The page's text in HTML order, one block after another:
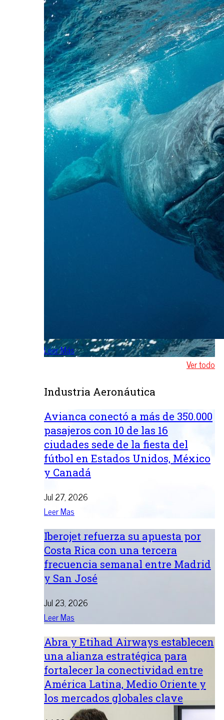
Leer Más
Ver todo
Industria Aeronáutica
Avianca conectó a más de 350.000
pasajeros con 10 de las 16
ciudades sede de la fiesta del
fútbol en Estados Unidos, México
y Canadá
Jul 27, 2026
Leer Mas
Iberojet refuerza su apuesta por
Costa Rica con una tercera
frecuencia semanal entre Madrid
y San José
Jul 23, 2026
Leer Mas
Abra y Etihad Airways establecen
una alianza estratégica para
fortalecer la conectividad entre
América Latina, Medio Oriente y
los mercados globales clave